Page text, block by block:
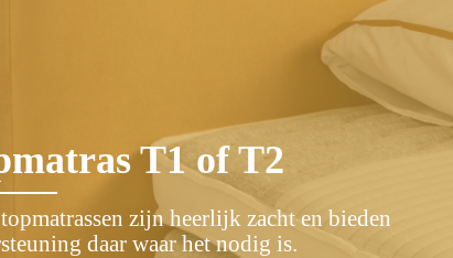
T1 of T2
zijn heerlijk zacht en bieden
daar waar het nodig is.